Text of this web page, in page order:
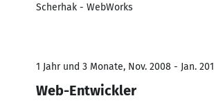
Scherhak - WebWorks
1 Jahr und 3 Monate, Nov. 2008 - Jan.
Web-Entwickler